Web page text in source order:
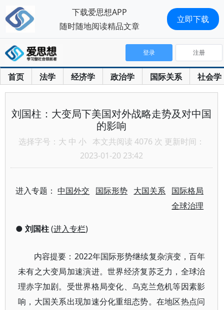
首页 法学 经济学 政治学 国际关系 社会学
登录 注册
刘国柱：大变局下美国对外战略走势及对中国
的影响
选择字号： 大 中 小 本文共阅读 4076 次 更新时间：
2023-01-20 23:42
进入专题：中国外交 国际形势 大国关系 国际格局
全球治理
● 刘国柱(进入专栏)
内容提要：2022年国际形势继续复杂演变，百年
未有之大变局加速演进。世界经济复苏乏力，全球治
理赤字加剧。受世界格局变化、乌克兰危机等因素影
响，大国关系出现加速分化重组态势。在地区热点问
下载爱思想APP
随时随地阅读精品文章
立即下载